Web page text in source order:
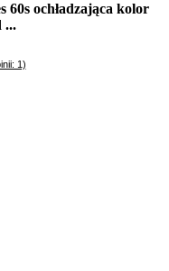
60s ochładzająca kolor
...
24h)
1)